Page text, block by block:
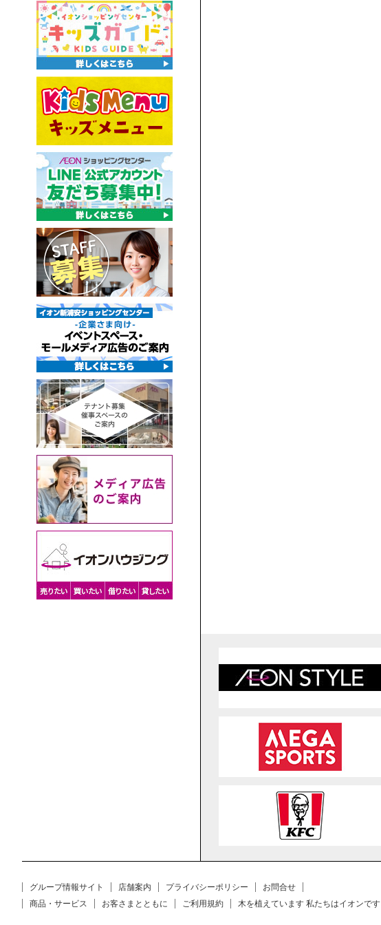
グループ情報サイト 店舗案内 プライバシーポリシー
お問合せ
商品・サービス
お客さまとともに ご利用規約 木を植えています 私たちはイオンです